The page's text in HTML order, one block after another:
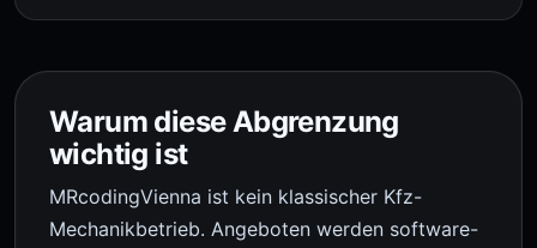
Warum diese Abgrenzung
wichtig ist
MRcodingVienna ist kein klassischer Kfz-
Mechanikbetrieb. Angeboten werden software-